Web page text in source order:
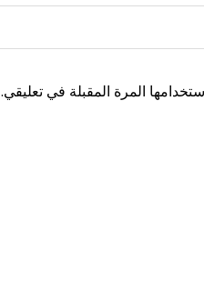
المرة المقبلة في تعليقي.